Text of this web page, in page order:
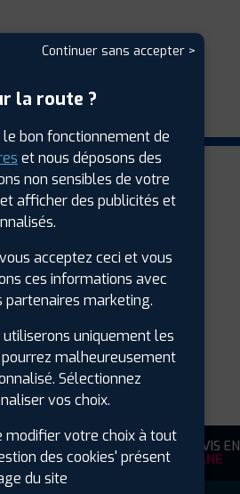
DEVIS EN
LIGNE
Continuer sans accepter >
la route ?
bon fonctionnement de
et nous déposons des
non sensibles de votre
afficher des publicités et
acceptez ceci et vous
ces informations avec
marketing.
uniquement les
malheureusement
Sélectionnez
vos choix.
modifier votre choix à tout
des cookies' présent
du site